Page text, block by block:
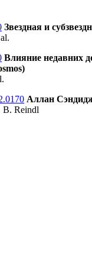
Звездная и
Влияние недавних
Аллан
B. Reindl